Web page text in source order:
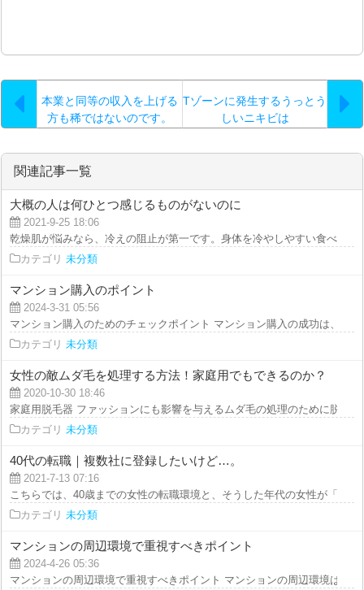
本業と同等の収入を上げる
方も稀ではないのです。
Tゾーンに発生するうっとう
しいニキビは
関連記事一覧
大概の人は何ひとつ感じるものがないのに
2021-9-25 18:06
乾燥肌が悩みなら、冷えの阻止が第一です。身体を冷やしやすい食べ物を
カテゴリ 未分類
マンション購入のポイント
2024-3-31 05:56
マンション購入のためのチェックポイント マンション購入の成功は、人
カテゴリ 未分類
女性の敵ムダ毛を処理する方法！家庭用でもできるのか？
2020-10-30 18:46
家庭用脱毛器 ファッションにも影響を与えるムダ毛の処理のために脱毛
カテゴリ 未分類
40代の転職｜複数社に登録したいけど…。
2021-7-13 07:16
こちらでは、40歳までの女性の転職環境と、そうした年代の女性が「転職
カテゴリ 未分類
マンションの周辺環境で重視すべきポイント
2024-4-26 05:36
マンションの周辺環境で重視すべきポイント マンションの周辺環境は、